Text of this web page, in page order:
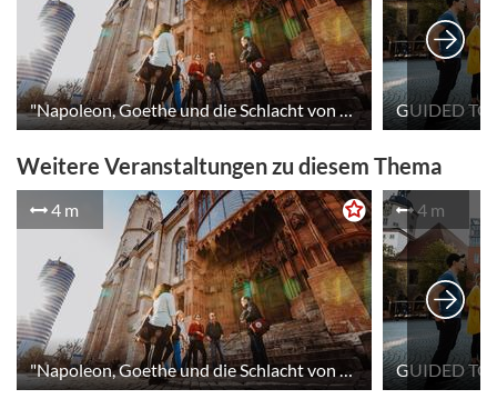
"Napoleon, Goethe und die Schlacht von Jena" GUIDED
Weitere Veranstaltungen zu diesem Thema
4 m
"Napoleon, Goethe und die Schlacht von Jena"
4 m
GUIDED